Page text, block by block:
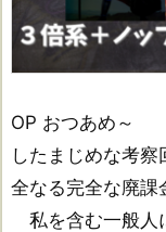
OP おつあめ～
したまじめな考
全なる完全な廃課
私を含む一般人